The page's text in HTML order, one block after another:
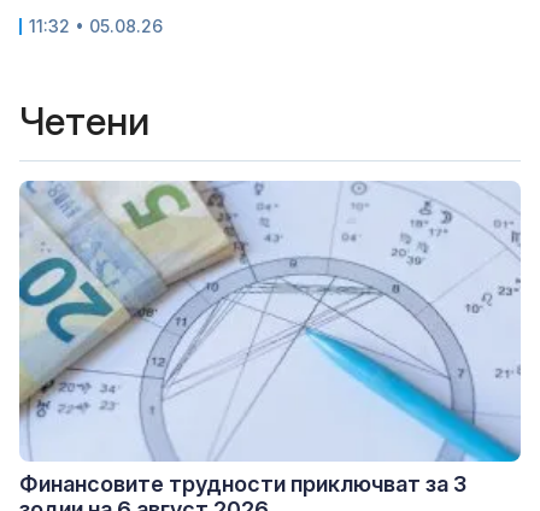
11:32 • 05.08.26
Четени
Финансовите трудности приключват за 3